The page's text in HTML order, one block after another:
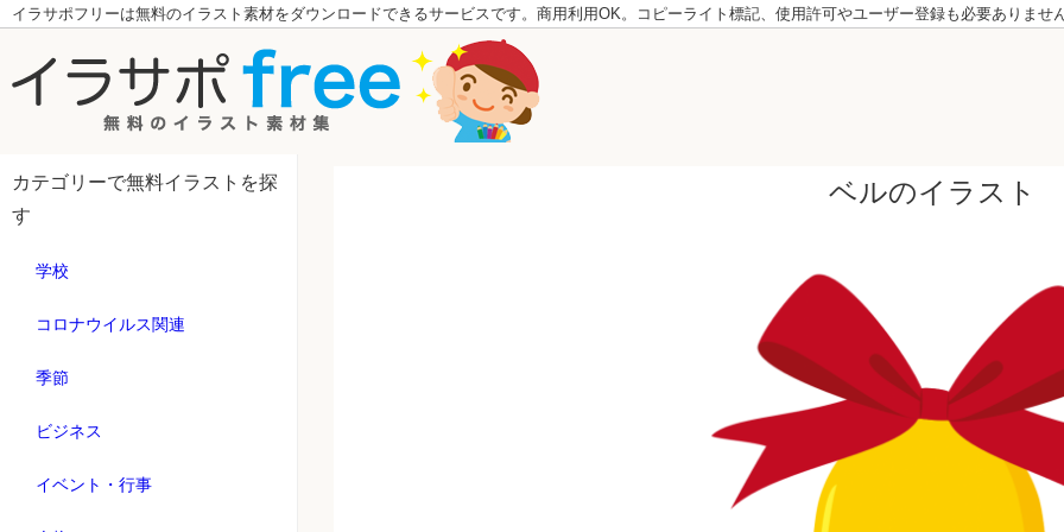
イラサポフリーは無料のイラスト素材をダウンロードできるサービスです。商用利用OK。コピーライト標記、使用許可やユーザー登録も必要ありませ
カテゴリーで無料イラストを探
す
学校
コロナウイルス関連
季節
ビジネス
イベント・行事
ベルのイラスト